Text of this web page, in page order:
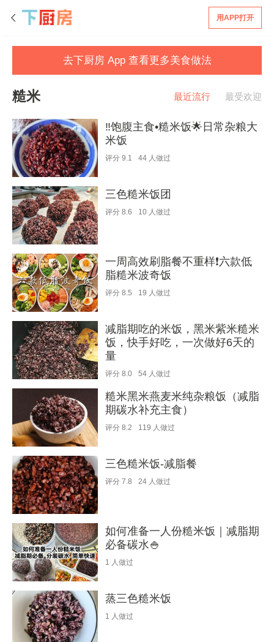
用APP打开
去下厨房 App 查看更多美食做法
糙米 最近流行 最受欢迎
‼️饱腹主食•糙米饭🌟日常杂粮大
米饭
评分 9.1 44 人做过
三色糙米饭团
评分 8.6 10 人做过
一周高效刷脂餐不重样❗️六款低
脂糙米波奇饭
评分 8.5 19 人做过
减脂期吃的米饭，黑米紫米糙米
饭，快手好吃，一次做好6天的
量
评分 8.0 54 人做过
糙米黑米燕麦米纯杂粮饭（减脂
期碳水补充主食）
评分 8.2 119 人做过
三色糙米饭-减脂餐
评分 7.8 24 人做过
如何准备一人份糙米饭｜减脂期
必备碳水🍚
1 人做过
蒸三色糙米饭
1 人做过